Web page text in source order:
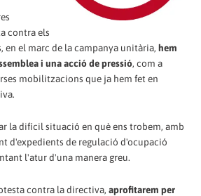
contra els
en el marc de la campanya unitària, hem
i una acció de pressió, com a
mobilitzacions que ja hem fet en
la difícil situació en què ens trobem, amb
d'expedients de regulació d'ocupació
l'atur d'una manera greu.
contra la directiva, aprofitarem per